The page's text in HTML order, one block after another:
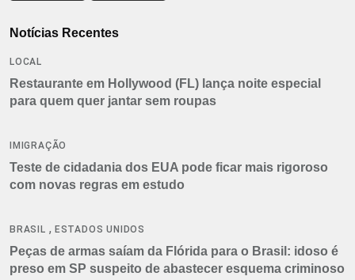
Notícias Recentes
LOCAL
Restaurante em Hollywood (FL) lança noite especial
para quem quer jantar sem roupas
IMIGRAÇÃO
Teste de cidadania dos EUA pode ficar mais rigoroso
com novas regras em estudo
BRASIL , ESTADOS UNIDOS
Peças de armas saíam da Flórida para o Brasil: idoso é
preso em SP suspeito de abastecer esquema criminoso